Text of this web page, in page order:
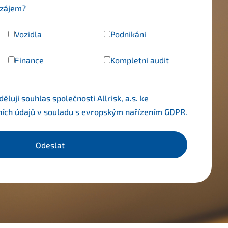
Vozidla Podnikání
Finance Kompletní audit
souhlas společnosti Allrisk, a.s. ke
údajů v souladu s evropským nařízením GDPR.
Odeslat